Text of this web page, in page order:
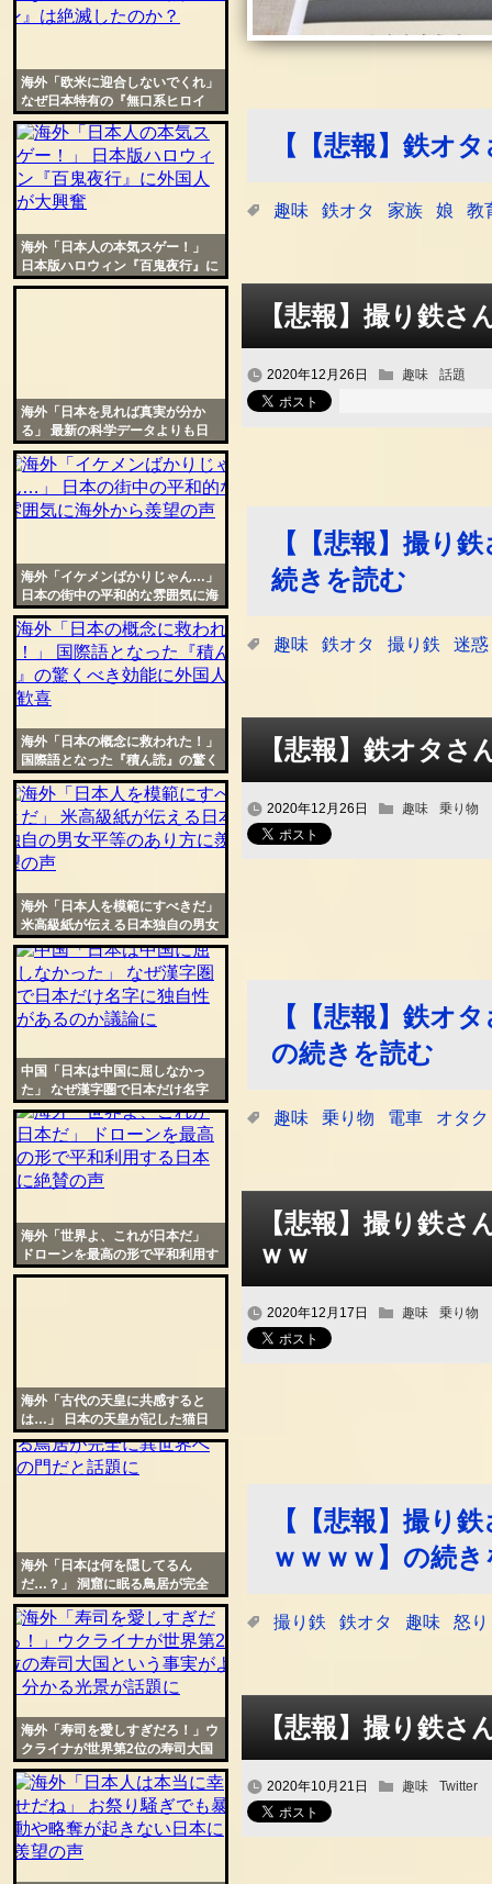
【【悲報】鉄オ
趣味 鉄オタ 家族 娘 教
【悲報】撮り鉄
2020年12月26日 趣味 話題
【【悲報】撮り
続きを読む
趣味 鉄オタ 撮り鉄 迷惑
【悲報】鉄オタ
2020年12月26日 趣味 乗り物
【【悲報】鉄オ
の続きを読む
趣味 乗り物 電車 オタク
【悲報】撮り鉄
ｗｗ
2020年12月17日 趣味 乗り物
【【悲報】撮り
ｗｗｗｗ】の続
撮り鉄 鉄オタ 趣味 怒り
【悲報】撮り鉄
2020年10月21日 趣味 Twitter
海外「欧米に迎合しないでくれ」
なぜ日本特有の『無口系ヒロイ
ン』は絶滅したのか？
海外「日本人の本気スゲー！」
日本版ハロウィン『百鬼夜行』に
外国人が大興奮
海外「日本を見れば真実が分か
る」 最新の科学データよりも日
本人を信じる海外の人々
海外「イケメンばかりじゃん…」
日本の街中の平和的な雰囲気に海
外から羨望の声
海外「日本の概念に救われた！」
国際語となった『積ん読』の驚く
べき効能に外国人が歓喜
海外「日本人を模範にすべきだ」
米高級紙が伝える日本独自の男女
平等のあり方に羨望の声
中国「日本は中国に屈しなかっ
た」 なぜ漢字圏で日本だけ名字
に独自性があるのか議論に
海外「世界よ、これが日本だ」
ドローンを最高の形で平和利用す
る日本に絶賛の声
海外「古代の天皇に共感すると
は…」 日本の天皇が記した猫日
記が可愛過ぎると話題に
海外「日本は何を隠してるん
だ…？」 洞窟に眠る鳥居が完全
に異世界への門だと話題に
海外「寿司を愛しすぎだろ！」ウ
クライナが世界第2位の寿司大国
という事実がよく分かる光景が話
題に